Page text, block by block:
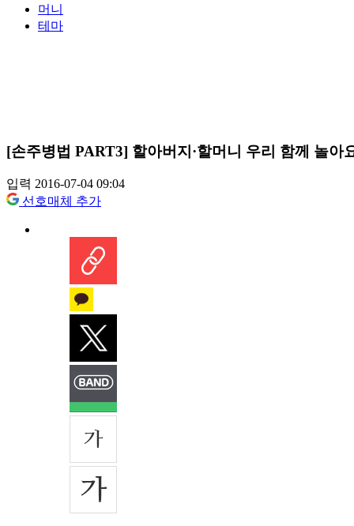
머니
테마
[손주병법 PART3] 할아버지·할머니 우리 함께 놀아
입력 2016-07-04 09:04
선호매체 추가